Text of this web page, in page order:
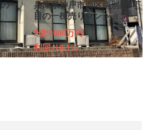
一
兵庫県神戸市西区南別府4丁
目の一棟売りマンション
2億9,000万円
利回り8.1%